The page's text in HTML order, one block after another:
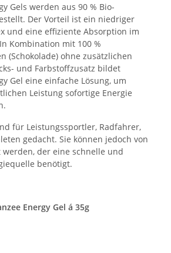
Gels werden aus 90 % Bio-
Der Vorteil ist ein niedriger
und eine effiziente Absorption im
Kombination mit 100 %
(Schokolade) ohne zusätzlichen
und Farbstoffzusatz bildet
Gel eine einfache Lösung, um
Leistung sofortige Energie
für Leistungssportler, Radfahrer,
gedacht. Sie können jedoch von
der eine schnelle und
benötigt.
Energy Gel á 35g